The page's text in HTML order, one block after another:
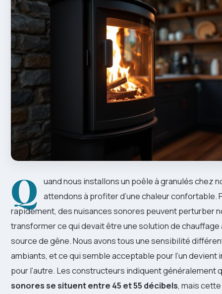
Q uand nous installons un poêle à granulés chez
attendons à profiter d’une chaleur confortable.
rapidement, des nuisances sonores peuvent perturber
transformer ce qui devait être une solution de chauffage
source de gêne. Nous avons tous une sensibilité
ambiants, et ce qui semble acceptable pour l’un devient
pour l’autre. Les constructeurs indiquent généralement
sonores se situent entre 45 et 55 décibels, mais